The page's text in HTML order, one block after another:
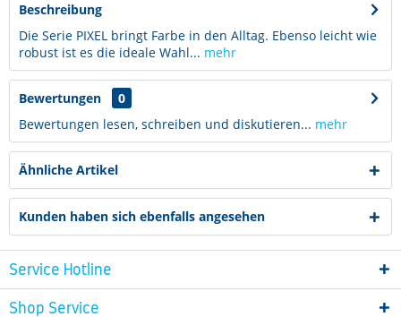
Beschreibung
Die Serie PIXEL bringt Farbe in den Alltag. Ebenso leicht wie
robust ist es die ideale Wahl... mehr
Bewertungen
0
Bewertungen lesen, schreiben und diskutieren... mehr
Ähnliche Artikel
Kunden haben sich ebenfalls angesehen
Service Hotline
Shop Service